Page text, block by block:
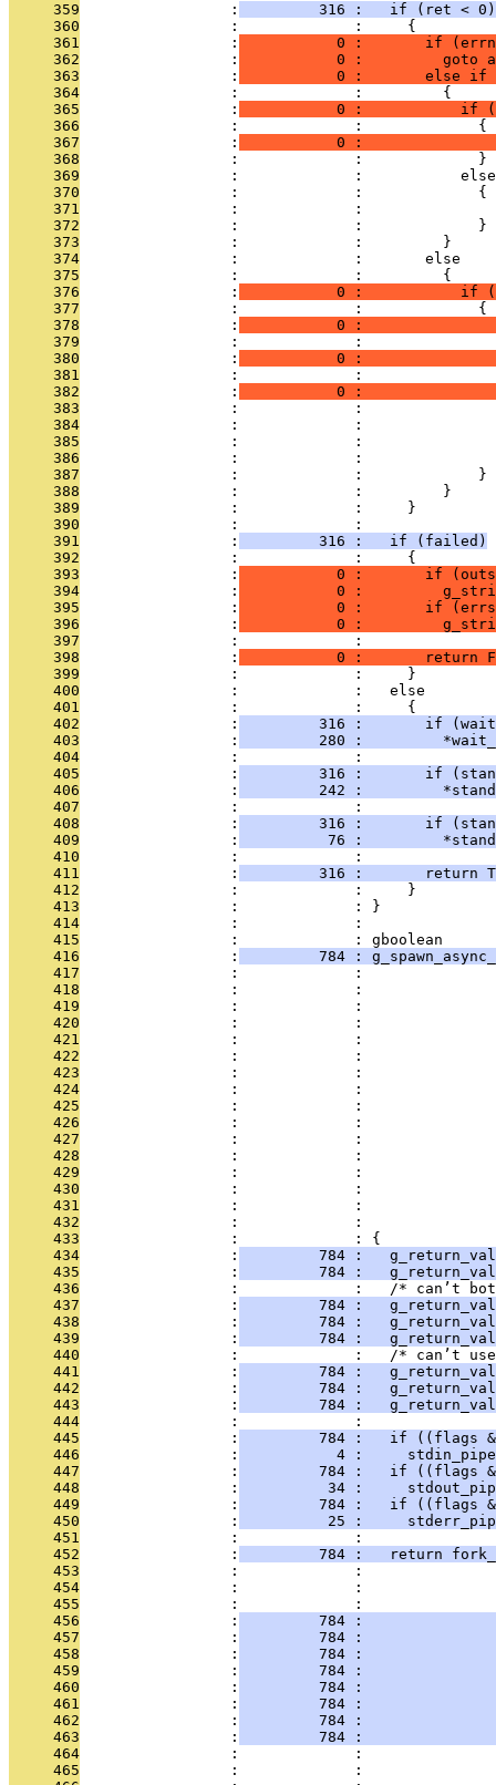
     359
                 :
         316 :   if (ret < 0)
     360
                 :             :     {
     361
                 :
0 :       if
     362
                 :
0 :         goto
     363
                 :
0 :       else if
     364
                 :             :         {
     365
                 :
0 :           if
     366
                 :             :             {
     367
                 :
0 :
     368
                 :             :             }
     369
                 :             :           else
     370
                 :             :             {
     371
:             :
     372
                 :             :             }
     373
                 :             :         }
     374
                 :             :       else
     375
                 :             :         {
     376
                 :
0 :           if
     377
                 :             :             {
     378
                 :
0 :
     379
                 :             :
     380
                 :
0 :
     381
:
     382
                 :
0 :
     383
:             :
     384
:             :
     385
:             :
     386
:             :
     387
                 :             :             }
     388
                 :             :         }
     389
                 :             :     }
     390
                 :             :
     391
                 :
         316 :   if (failed)
     392
                 :             :     {
     393
                 :
0 :       if
     394
                 :
0 :
     395
                 :
0 :       if
     396
                 :
0 :
     397
                 :             :
     398
                 :
0 :       return
     399
                 :             :     }
     400
                 :             :   else
     401
                 :             :     {
     402
                 :
316 :       if
     403
                 :
280 :
     404
                 :             :
     405
                 :
316 :       if
     406
                 :
242 :
     407
                 :             :
     408
                 :
316 :       if
     409
                 :
76 :
     410
                 :             :
     411
                 :
316 :       return
     412
                 :             :     }
     413
                 :             : }
     414
                 :             :
     415
                 :             : gboolean
     416
                 :
784 :
     417
:             :
     418
:             :
     419
:             :
     420
:             :
     421
:             :
     422
:             :
     423
:             :
     424
:             :
     425
:             :
     426
:             :
     427
:             :
     428
:             :
     429
:             :
     430
:             :
     431
:             :
     432
:             :
     433
                 :             : {
     434
                 :
784 :
     435
                 :
784 :
     436
:             :   /* can’t
     437
                 :
784 :
     438
                 :
784 :
     439
                 :
784 :
     440
:             :   /* can’t
     441
                 :
784 :
     442
                 :
784 :
     443
                 :
784 :
     444
                 :             :
     445
                 :
784 :   if ((flags
     446
                 :
4 :
     447
                 :
784 :   if ((flags
     448
                 :
34 :
     449
                 :
784 :   if ((flags
     450
                 :
25 :
     451
                 :             :
     452
                 :
784 :   return
     453
:             :
     454
:             :
     455
:             :
     456
                 :
784 :
     457
                 :
784 :
     458
                 :
784 :
     459
                 :
784 :
     460
                 :
784 :
     461
                 :
784 :
     462
                 :
784 :
     463
                 :
784 :
     464
:             :
     465
:             :